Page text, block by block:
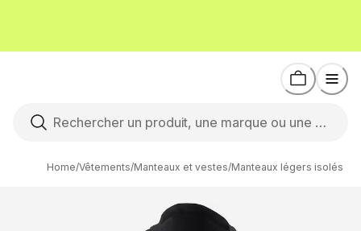
Home/Vêtements/Manteaux et vestes/Manteaux légers isolés